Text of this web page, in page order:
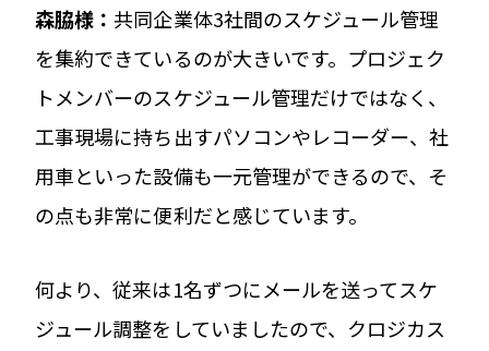
森脇様：共同企業体3社間のスケジュール管理
を集約できているのが大きいです。プロジェク
トメンバーのスケジュール管理だけではなく、
工事現場に持ち出すパソコンやレコーダー、社
用車といった設備も一元管理ができるので、そ
の点も非常に便利だと感じています。
何より、従来は1名ずつにメールを送ってスケ
ジュール調整をしていましたので、クロジカス